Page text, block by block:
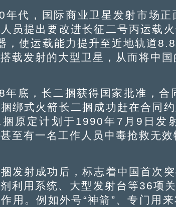
，国际商业卫星发射市场正
员提出要改进长征二号丙运载
，使运载能力提升至近地轨道
载发射的大型卫星，从而将中国
，长二捆获得国家批准，合
绑式火箭长二捆成功赶在合同
原定计划于1990年7月9日发
至有一名工作人员中毒抢救无效
射成功后，标志着中国首次突
利用系统、大型发射台等36项
用。例如外号“神箭”、专门用